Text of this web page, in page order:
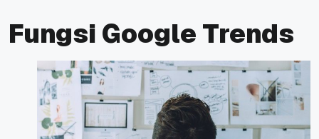
Fungsi Google Trends